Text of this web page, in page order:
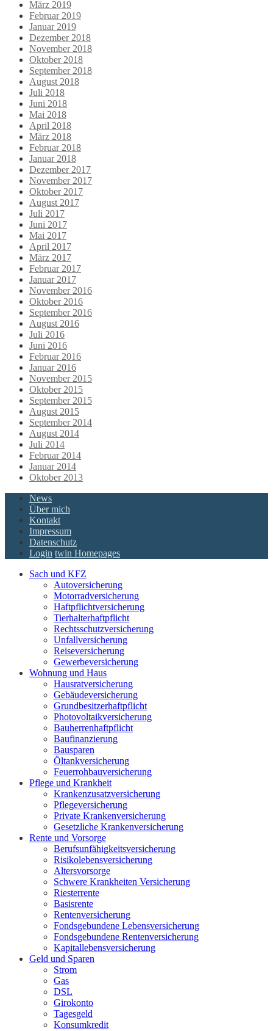
März 2019
Februar 2019
Januar 2019
Dezember 2018
November 2018
Oktober 2018
September 2018
August 2018
Juli 2018
Juni 2018
Mai 2018
April 2018
März 2018
Februar 2018
Januar 2018
Dezember 2017
November 2017
Oktober 2017
August 2017
Juli 2017
Juni 2017
Mai 2017
April 2017
März 2017
Februar 2017
Januar 2017
November 2016
Oktober 2016
September 2016
August 2016
Juli 2016
Juni 2016
Februar 2016
Januar 2016
November 2015
Oktober 2015
September 2015
August 2015
September 2014
August 2014
Juli 2014
Februar 2014
Januar 2014
Oktober 2013
News
Über mich
Kontakt
Impressum
Datenschutz
Login twin Homepages
Sach und KFZ
Autoversicherung
Motorradversicherung
Haftpflichtversicherung
Tierhalterhaftpflicht
Rechtsschutzversicherung
Unfallversicherung
Reiseversicherung
Gewerbeversicherung
Wohnung und Haus
Hausratversicherung
Gebäudeversicherung
Grundbesitzerhaftpflicht
Photovoltaikversicherung
Bauherrenhaftpflicht
Baufinanzierung
Bausparen
Öltankversicherung
Feuerrohbauversicherung
Pflege und Krankheit
Krankenzusatzversicherung
Pflegeversicherung
Private Krankenversicherung
Gesetzliche Krankenversicherung
Rente und Vorsorge
Berufs­unfähigkeitsversicherung
Risikolebensversicherung
Altersvorsorge
Schwere Krankheiten Versicherung
Riesterrente
Basisrente
Rentenversicherung
Fondsgebundene Lebensversicherung
Fondsgebundene Rentenversicherung
Kapitallebensversicherung
Geld und Sparen
Strom
Gas
DSL
Girokonto
Tagesgeld
Konsumkredit